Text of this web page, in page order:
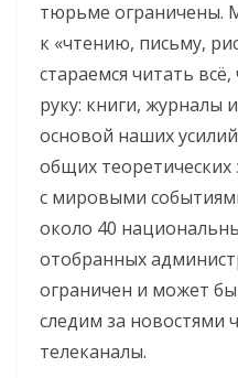
тюрьме ограничены.
к «чтению, письму,
стараемся читать
руку: книги, журналы
основой наших
общих
с мировыми
около 40
отобранных
ограничен и может
следим за новостями
телеканалы.